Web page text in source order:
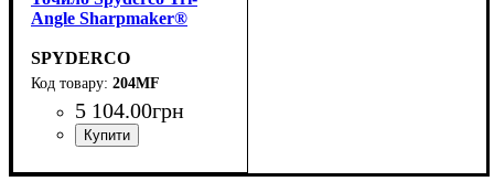
Angle Sharpmaker®
SPYDERCO
204MF
5 104.00грн